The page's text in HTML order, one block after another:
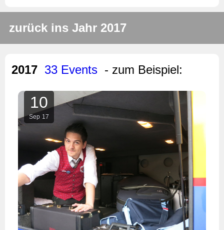
zurück ins Jahr 2017
2017 33 Events - zum Beispiel:
10
Sep 17